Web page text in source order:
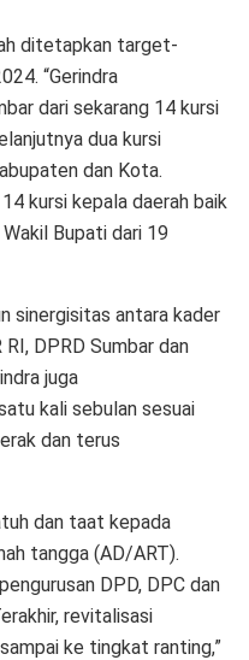
ditetapkan target-
“Gerindra
dari sekarang 14 kursi
dua kursi
dan Kota.
kursi kepala daerah baik
Bupati dari 19
sinergisitas antara kader
DPRD Sumbar dan
juga
kali sebulan sesuai
dan terus
dan taat kepada
tangga (AD/ART).
DPD, DPC dan
revitalisasi
ke tingkat ranting,”